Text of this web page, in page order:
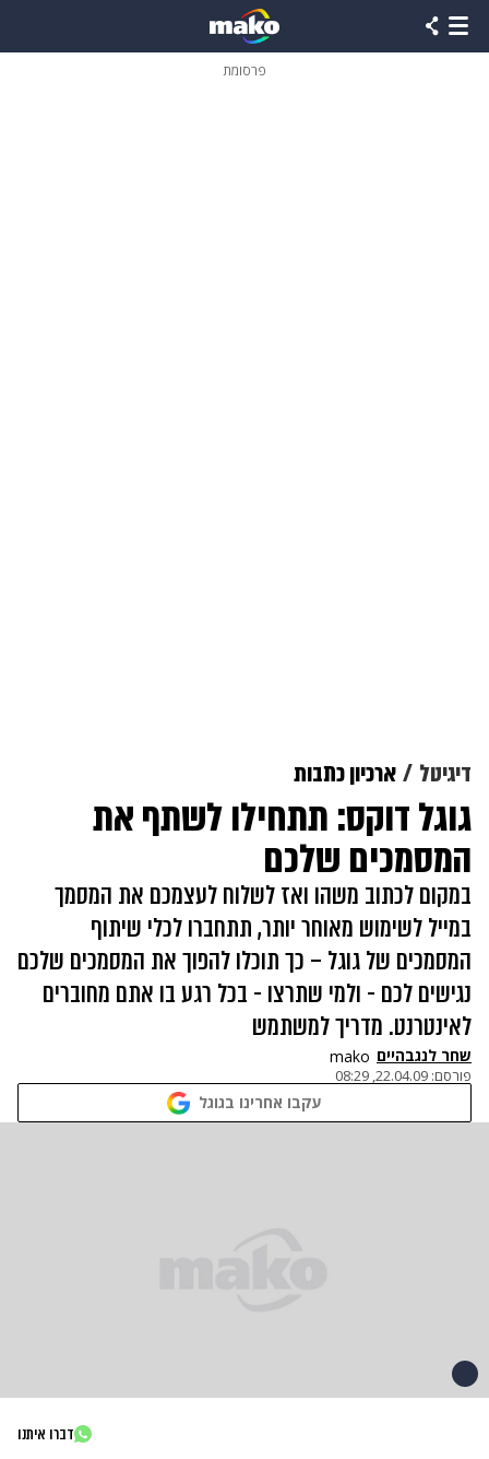
פרסומת
דיגיטל ארכיון כתבות
גוגל דוקס: תתחילו לשתף את
המסמכים שלכם
במקום לכתוב משהו ואז לשלוח לעצמכם את המסמך
במייל לשימוש מאוחר יותר, תתחברו לכלי שיתוף
המסמכים של גוגל – כך תוכלו להפוך את המסמכים שלכם
נגישים לכם - ולמי שתרצו - בכל רגע בו אתם מחוברים
לאינטרנט. מדריך למשתמש
שחר לנגבהיים mako
פורסם: 22.04.09, 08:29
עקבו אחרינו בגוגל
דברו איתנו